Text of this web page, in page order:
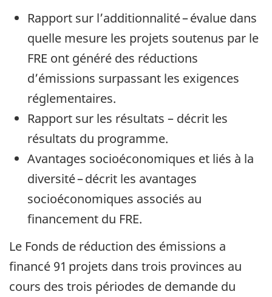
Rapport sur l’additionnalité – évalue dans
quelle mesure les projets soutenus par le
FRE ont généré des réductions
d’émissions surpassant les exigences
réglementaires.
Rapport sur les résultats – décrit les
résultats du programme.
Avantages socioéconomiques et liés à la
diversité – décrit les avantages
socioéconomiques associés au
financement du FRE.
Le Fonds de réduction des émissions a
financé 91 projets dans trois provinces au
cours des trois périodes de demande du